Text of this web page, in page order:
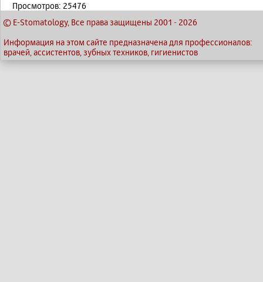
Просмотров: 25476
© E-Stomatology, Все права защищены 2001 - 2026
Информация на этом сайте предназначена для профессионалов:
врачей, ассистентов, зубных техников, гигиенистов